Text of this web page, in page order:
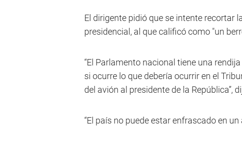
El dirigente pidió que se intente recortar
presidencial, al que calificó como "un
“El Parlamento nacional tiene una
si ocurre lo que debería ocurrir en el
del avión al presidente de la República”,
“El país no puede estar enfrascado en un